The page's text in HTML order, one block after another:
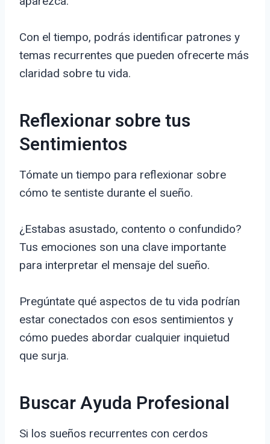
Con el tiempo, podrás identificar patrones y
temas recurrentes que pueden ofrecerte más
claridad sobre tu vida.
Reflexionar sobre tus
Sentimientos
Tómate un tiempo para reflexionar sobre
cómo te sentiste durante el sueño.
¿Estabas asustado, contento o confundido?
Tus emociones son una clave importante
para interpretar el mensaje del sueño.
Pregúntate qué aspectos de tu vida podrían
estar conectados con esos sentimientos y
cómo puedes abordar cualquier inquietud
que surja.
Buscar Ayuda Profesional
Si los sueños recurrentes con cerdos